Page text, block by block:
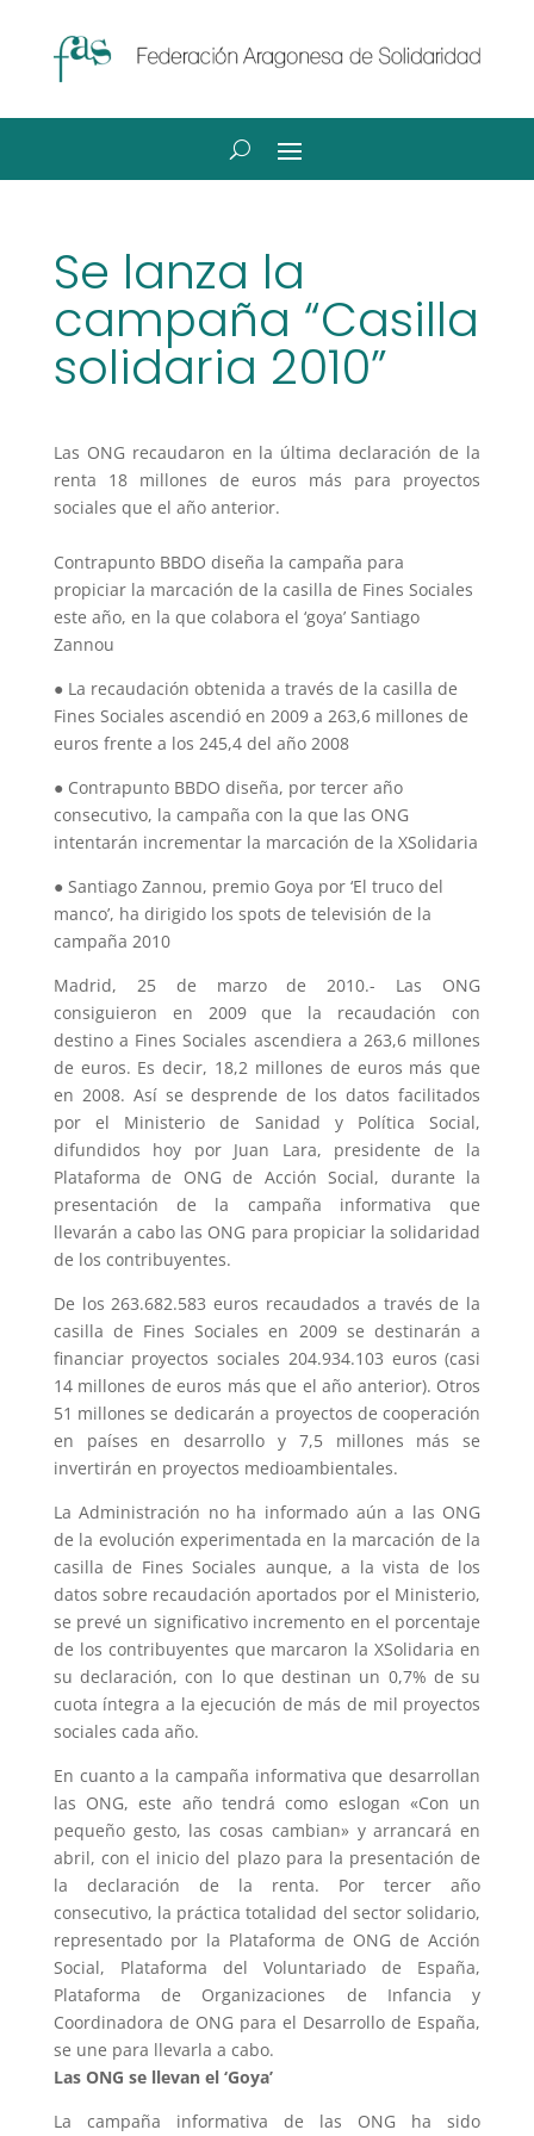
Se lanza la
campaña “Casilla
solidaria 2010”
Las ONG recaudaron en la última declaración de la
renta 18 millones de euros más para proyectos
sociales que el año anterior.
Contrapunto BBDO diseña la campaña para
propiciar la marcación de la casilla de Fines Sociales
este año, en la que colabora el ‘goya’ Santiago
Zannou
● La recaudación obtenida a través de la casilla de
Fines Sociales ascendió en 2009 a 263,6 millones de
euros frente a los 245,4 del año 2008
● Contrapunto BBDO diseña, por tercer año
consecutivo, la campaña con la que las ONG
intentarán incrementar la marcación de la XSolidaria
● Santiago Zannou, premio Goya por ‘El truco del
manco’, ha dirigido los spots de televisión de la
campaña 2010
Madrid, 25 de marzo de 2010.- Las ONG
consiguieron en 2009 que la recaudación con
destino a Fines Sociales ascendiera a 263,6 millones
de euros. Es decir, 18,2 millones de euros más que
en 2008. Así se desprende de los datos facilitados
por el Ministerio de Sanidad y Política Social,
difundidos hoy por Juan Lara, presidente de la
Plataforma de ONG de Acción Social, durante la
presentación de la campaña informativa que
llevarán a cabo las ONG para propiciar la solidaridad
de los contribuyentes.
De los 263.682.583 euros recaudados a través de la
casilla de Fines Sociales en 2009 se destinarán a
financiar proyectos sociales 204.934.103 euros (casi
14 millones de euros más que el año anterior). Otros
51 millones se dedicarán a proyectos de cooperación
en países en desarrollo y 7,5 millones más se
invertirán en proyectos medioambientales.
La Administración no ha informado aún a las ONG
de la evolución experimentada en la marcación de la
casilla de Fines Sociales aunque, a la vista de los
datos sobre recaudación aportados por el Ministerio,
se prevé un significativo incremento en el porcentaje
de los contribuyentes que marcaron la XSolidaria en
su declaración, con lo que destinan un 0,7% de su
cuota íntegra a la ejecución de más de mil proyectos
sociales cada año.
En cuanto a la campaña informativa que desarrollan
las ONG, este año tendrá como eslogan «Con un
pequeño gesto, las cosas cambian» y arrancará en
abril, con el inicio del plazo para la presentación de
la declaración de la renta. Por tercer año
consecutivo, la práctica totalidad del sector solidario,
representado por la Plataforma de ONG de Acción
Social, Plataforma del Voluntariado de España,
Plataforma de Organizaciones de Infancia y
Coordinadora de ONG para el Desarrollo de España,
se une para llevarla a cabo.
Las ONG se llevan el ‘Goya’
La campaña informativa de las ONG ha sido